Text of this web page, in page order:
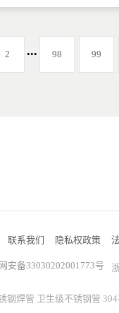
2 ••• 98 99
联系我们 隐私权政策
安备33030202001773号
钢焊管 卫生级不锈钢管